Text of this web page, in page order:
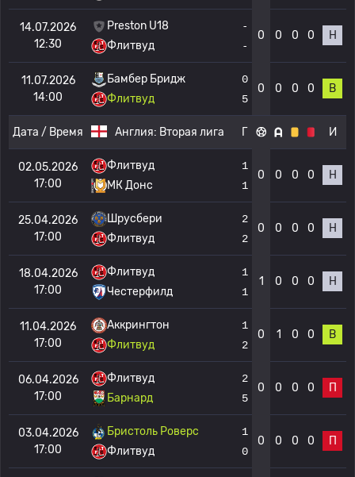
14.07.2026
12:30
Preston U18
Флитвуд
-
-
0 0 0 0 Н
11.07.2026
14:00
Бамбер Бридж
Флитвуд
0
5
0 0 0 0 В
Дата / Время Англия: Вторая лига Г И
02.05.2026
17:00
Флитвуд
МК Донс
1
1
0 0 0 0 Н
25.04.2026
17:00
Шрусбери
Флитвуд
2
2
0 0 0 0 Н
18.04.2026
17:00
Флитвуд
Честерфилд
1
1
1 0 0 0 Н
11.04.2026
17:00
Аккрингтон
Флитвуд
1
2
0 1 0 0 В
06.04.2026
17:00
Флитвуд
Барнард
2
5
0 0 0 0 П
03.04.2026
17:00
Бристоль Роверс
Флитвуд
1
0
0 0 0 0 П